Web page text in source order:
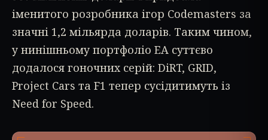
іменитого розробника ігор Codemasters за
значні 1,2 мільярда доларів. Таким чином,
у нинішньому портфоліо EA суттєво
додалося гоночних серій: DiRT, GRID,
Project Cars та F1 тепер сусідитимуть із
Need for Speed.